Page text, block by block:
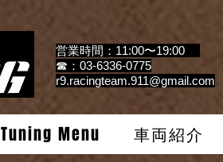
営業時間：11:00〜19:00
☎：03-6336-0775
r9.racingteam.911@gmail.com
Tuning Menu 車両紹介